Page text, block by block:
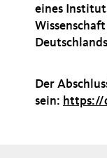
eines
Der
sein: https://